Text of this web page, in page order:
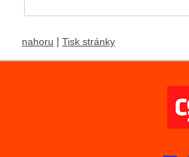
nahoru Tisk stránky